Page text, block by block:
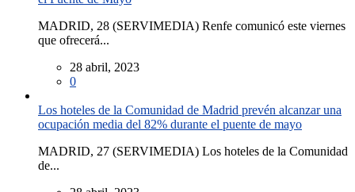
MADRID, 28 (SERVIMEDIA) Renfe comunicó este viernes
que ofrecerá...
28 abril, 2023
0
Los hoteles de la Comunidad de Madrid prevén alcanzar una
ocupación media del 82% durante el puente de mayo
MADRID, 27 (SERVIMEDIA) Los hoteles de la Comunidad
de...